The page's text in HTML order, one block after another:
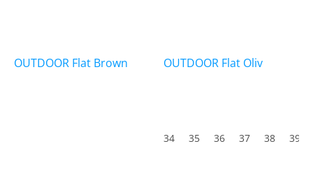
OUTDOOR Flat Brown OUTDOOR Flat Oliv
34 35 36 37 38 39